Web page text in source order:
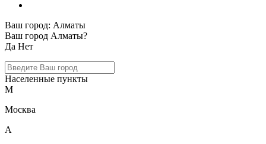
Ваш город: Алматы
Ваш город Алматы?
Да Нет
Населенные пункты
М
Москва
А